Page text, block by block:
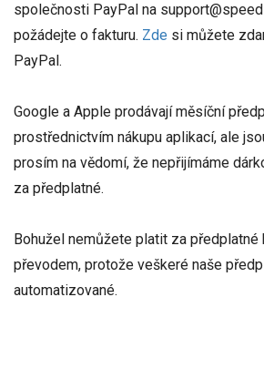
společnosti PayPal na
požádejte o fakturu. Zde si můžete
PayPal.
Google a Apple prodávají měsíční
prostřednictvím nákupu aplikací, ale
prosím na vědomí, že nepřijímáme
za předplatné.
Bohužel nemůžete platit za předplatné
převodem, protože veškeré naše
automatizované.